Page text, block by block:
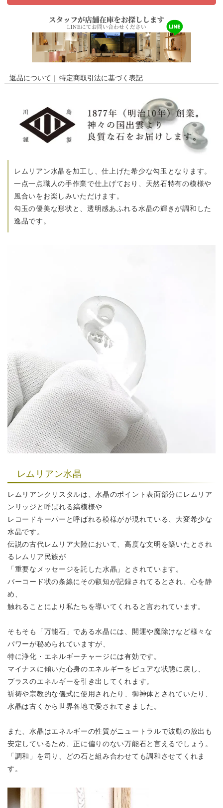
返品について | 特定商取引法に基づく表記
レムリアン水晶を加工し、仕上げた希少な勾玉となります。
一点一点職人の手作業で仕上げており、天然石特有の模様や
風合いをお楽しみいただけます。
勾玉の優美な形状と、透明感あふれる水晶の輝きが調和した
逸品です。
レムリアン水晶
レムリアンクリスタルは、水晶のポイント表面部分にレムリア
ンリッジと呼ばれる縞模様や
レコードキーパーと呼ばれる模様がが現れている、大変希少な
水晶です。
伝説の古代レムリア大陸において、高度な文明を築いたとされ
るレムリア民族が
「重要なメッセージを託した水晶」とされています。
バーコード状の条線にその叡知が記録されてるとされ、心を静
め、
触れることにより私たちを導いてくれると言われています。
そもそも「万能石」である水晶には、開運や魔除けなど様々な
パワーが秘められていますが、
特に浄化・エネルギーチャージには有効です。
マイナスに傾いた心身のエネルギーをピュアな状態に戻し、
プラスのエネルギーを引き出してくれます。
祈祷や宗教的な儀式に使用されたり、御神体とされていたり、
水晶は古くから世界各地で愛されてきました。
また、水晶はエネルギーの性質がニュートラルで波動の放出も
安定しているため、正に偏りのない万能石と言えるでしょう。
「調和」を司り、どの石と組み合わせても調和させてくれま
す。